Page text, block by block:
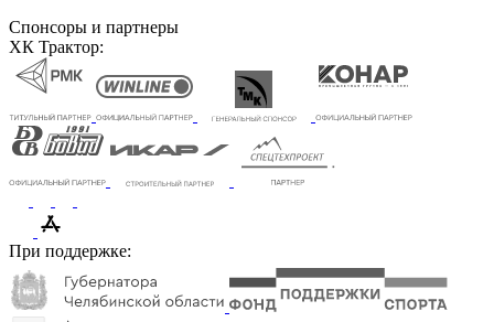
Спонсоры и партнеры
ХК Трактор:
При поддержке: